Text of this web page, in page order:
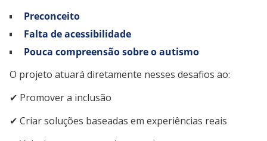
Preconceito
Falta de acessibilidade
Pouca compreensão sobre o autismo
O projeto atuará diretamente nesses desafios ao:
✔ Promover a inclusão
✔ Criar soluções baseadas em experiências reais